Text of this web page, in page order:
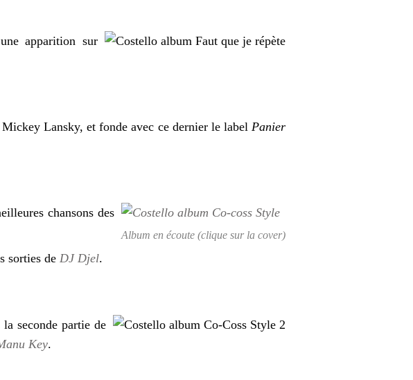
apparition sur
Lansky, et fonde avec ce dernier le label Panier
Album en écoute (clique sur la cover)
chansons des
sorties de DJ Djel.
seconde partie de
Key.